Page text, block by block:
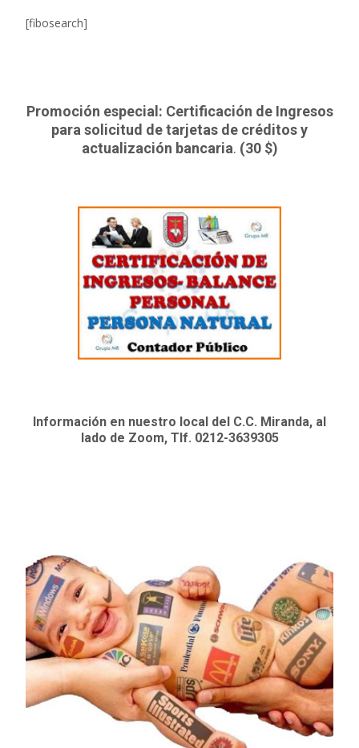
[fibosearch]
Promoción especial: Certificación de Ingresos
para solicitud de tarjetas de créditos y
actualización bancaria. (30 $)
Información en nuestro local del C.C. Miranda, al
lado de Zoom, Tlf. 0212-3639305